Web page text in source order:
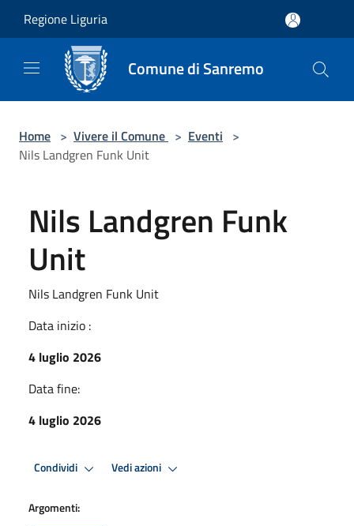
Regione Liguria
Comune di Sanremo
Home > Vivere il Comune > Eventi >
Nils Landgren Funk Unit
Nils Landgren Funk
Unit
Nils Landgren Funk Unit
Data inizio :
4 luglio 2026
Data fine:
4 luglio 2026
Condividi Vedi azioni
Argomenti: